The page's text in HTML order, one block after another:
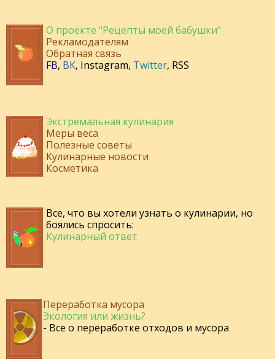
О проекте "Рецепты моей бабушки"
Рекламодателям
Обратная связь
FB, ВК, Instagram, Twitter, RSS
Экстремальная кулинария
Меры веса
Полезные советы
Кулинарные новости
Косметика
Все, что вы хотели узнать о кулинарии, но
боялись спросить:
Кулинарный ответ
Переработка мусора
Экология или жизнь?
- Все о переработке отходов и мусора